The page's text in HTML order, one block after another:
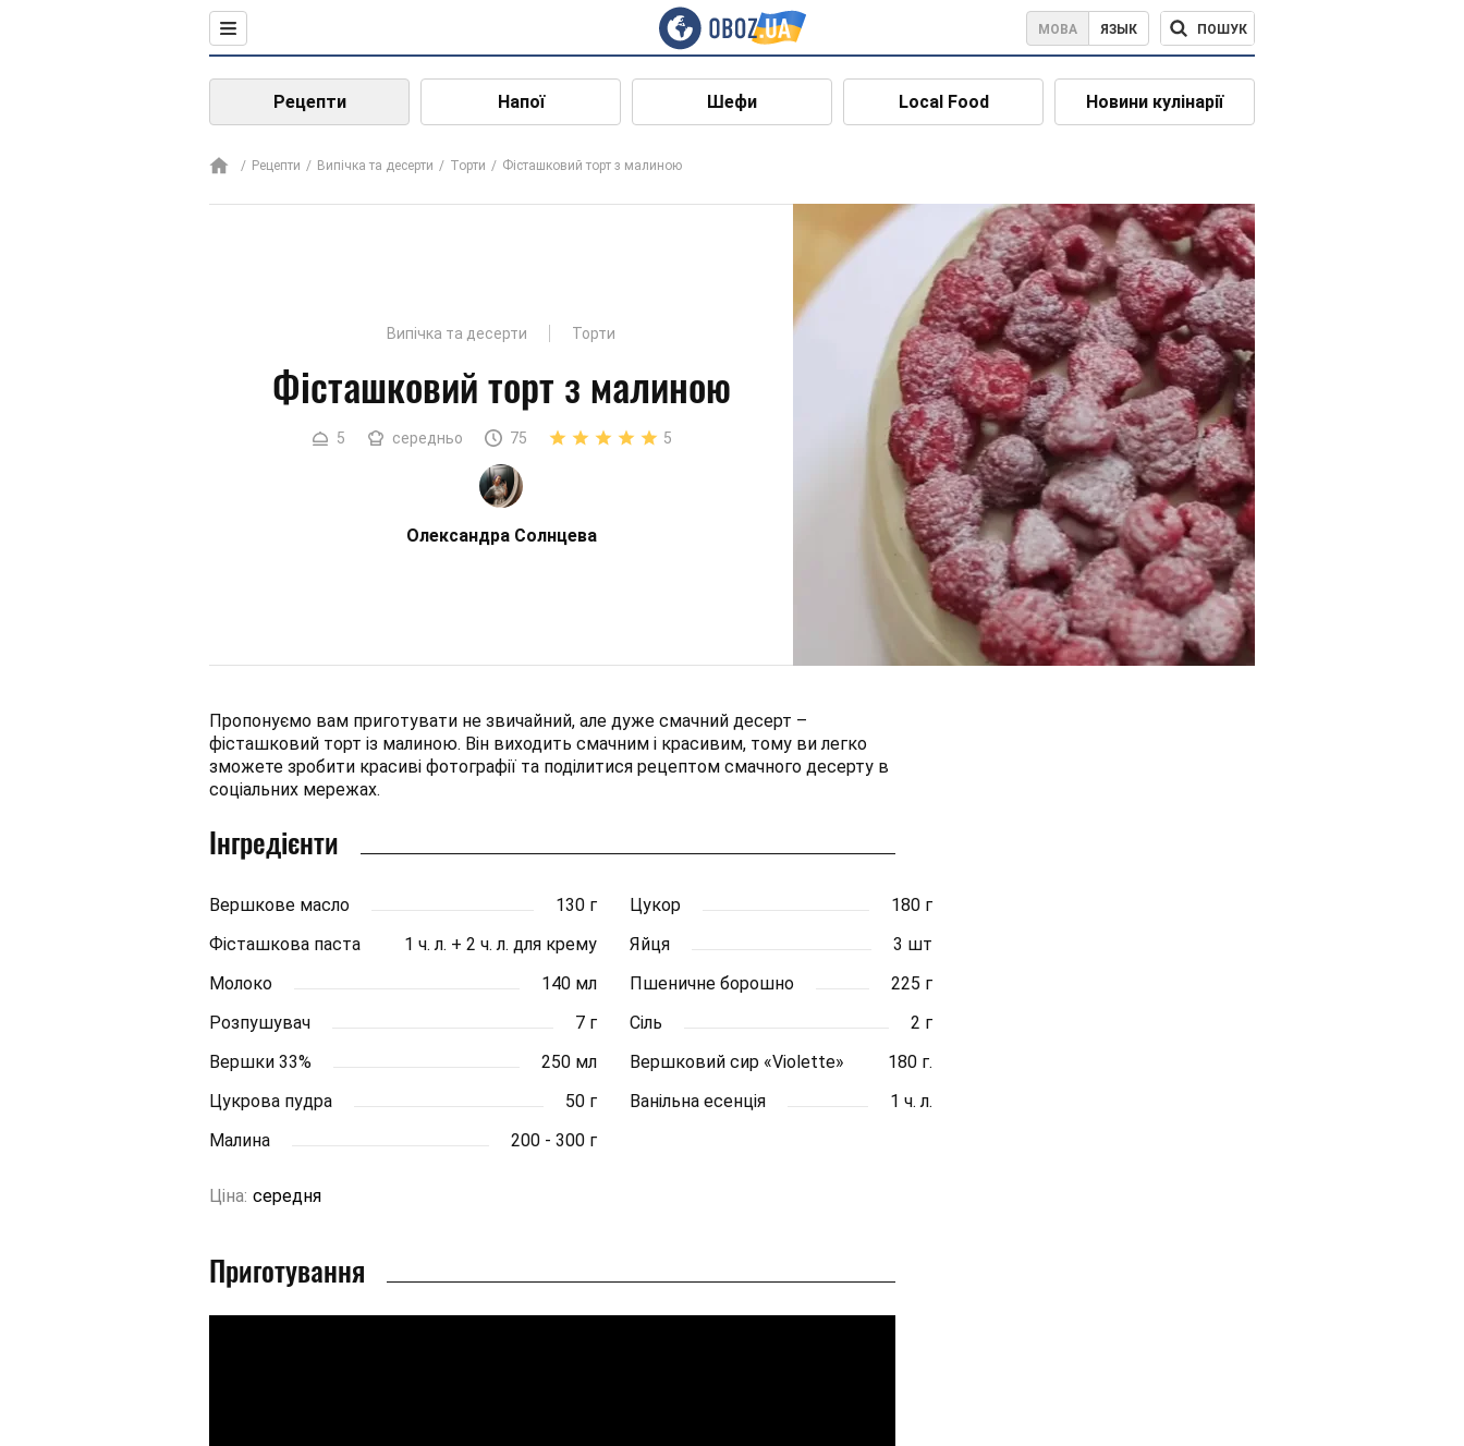
МОВА ЯЗЫК ПОШУК
Рецепти Напої Шефи Local Food Новини кулінарії
Рецепти Випічка та десерти Торти Фісташковий торт з малиною
Випічка та десерти Торти
Фісташковий торт з малиною
5 середньо 75 5
Олександра Солнцева
Пропонуємо вам приготувати не звичайний, але дуже смачний десерт –
фісташковий торт із малиною. Він виходить смачним і красивим, тому ви легко
зможете зробити красиві фотографії та поділитися рецептом смачного десерту в
соціальних мережах.
Інгредієнти
Вершкове масло 130 г Цукор
180 г
Фісташкова паста
1 ч. л. + 2 ч. л. для крему Яйця
3 шт
Молоко
140 мл Пшеничне борошно
225 г
Розпушувач
7 г Сіль
2 г
Вершки 33%
250 мл Вершковий сир «Violette»
180 г.
Цукрова пудра
50 г Ванільна есенція
1 ч. л.
Малина
200 - 300 г
Ціна: середня
Приготування